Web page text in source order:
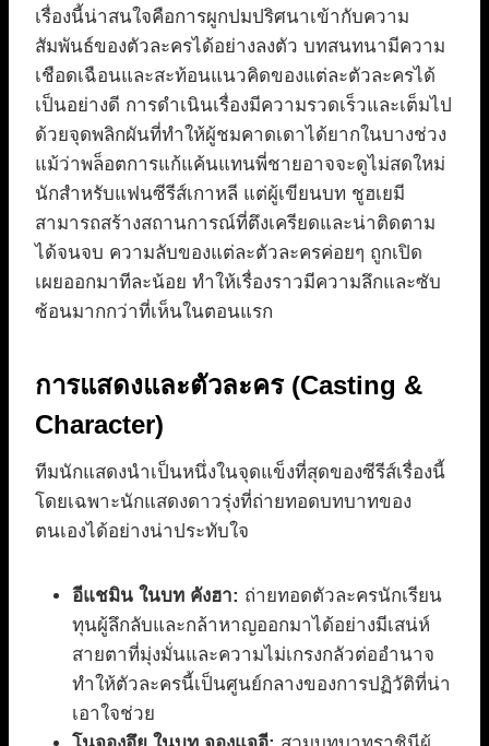
เรื่องนี้น่าสนใจคือการผูกปมปริศนาเข้ากับความ
สัมพันธ์ของตัวละครได้อย่างลงตัว บทสนทนามีความ
เชือดเฉือนและสะท้อนแนวคิดของแต่ละตัวละครได้
เป็นอย่างดี การดำเนินเรื่องมีความรวดเร็วและเต็มไป
ด้วยจุดพลิกผันที่ทำให้ผู้ชมคาดเดาได้ยากในบางช่วง
แม้ว่าพล็อตการแก้แค้นแทนพี่ชายอาจจะดูไม่สดใหม่
นักสำหรับแฟนซีรีส์เกาหลี แต่ผู้เขียนบท ชูฮเยมี
สามารถสร้างสถานการณ์ที่ตึงเครียดและน่าติดตาม
ได้จนจบ ความลับของแต่ละตัวละครค่อยๆ ถูกเปิด
เผยออกมาทีละน้อย ทำให้เรื่องราวมีความลึกและซับ
ซ้อนมากกว่าที่เห็นในตอนแรก
การแสดงและตัวละคร (Casting &
Character)
ทีมนักแสดงนำเป็นหนึ่งในจุดแข็งที่สุดของซีรีส์เรื่องนี้
โดยเฉพาะนักแสดงดาวรุ่งที่ถ่ายทอดบทบาทของ
ตนเองได้อย่างน่าประทับใจ
อีแชมิน ในบท คังฮา: ถ่ายทอดตัวละครนักเรียน
ทุนผู้ลึกลับและกล้าหาญออกมาได้อย่างมีเสน่ห์
สายตาที่มุ่งมั่นและความไม่เกรงกลัวต่ออำนาจ
ทำให้ตัวละครนี้เป็นศูนย์กลางของการปฏิวัติที่น่า
เอาใจช่วย